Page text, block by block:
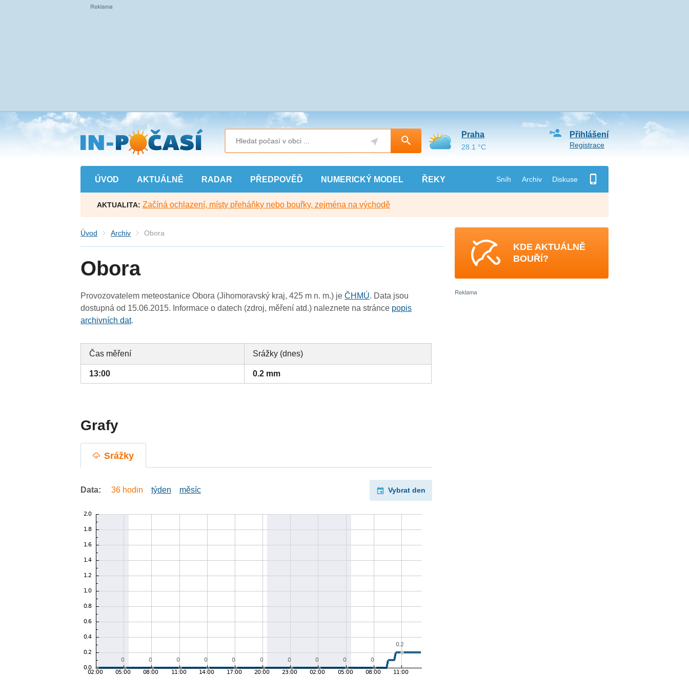
Přejít
na
hlavní
obsah
ÚVOD AKTUÁLNĚ RADAR PŘEDPOVĚĎ NUMERICKÝ MODEL ŘEKY Sníh Archiv Diskuse
Přihlášení
Registrace
Praha
28.1 °C
AKTUALITA: Začíná ochlazení, místy přeháňky nebo bouřky, zejména na východě
Úvod Archiv Obora
Obora
Provozovatelem meteostanice Obora (Jihomoravský kraj, 425 m n. m.) jeČHMÚ. Data jsou
dostupná od 15.06.2015. Informace o datech (zdroj, měření atd.) naleznete na stránce popis
archivních dat.
Čas měření Srážky (dnes)
13:00 0.2 mm
Grafy
Srážky
Data: 36 hodin týden měsíc Vybrat den
KDE AKTUÁLNĚ
BOUŘÍ?